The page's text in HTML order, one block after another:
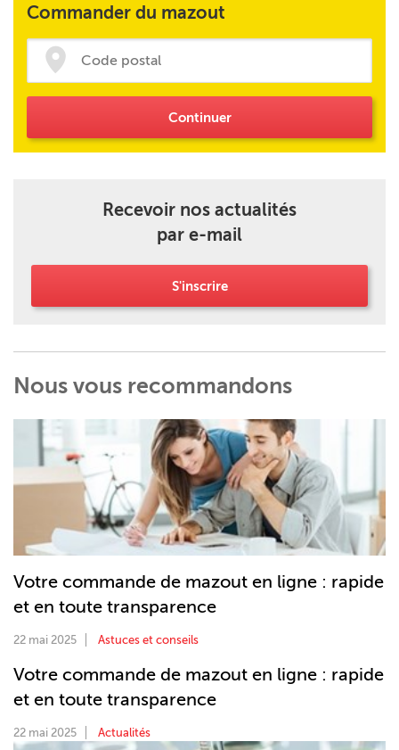
Commander du mazout
Continuer
Recevoir nos actualités
par e-mail
S'inscrire
Nous vous recommandons
Votre commande de mazout en ligne : rapide
et en toute transparence
22 mai 2025 Astuces et conseils
Votre commande de mazout en ligne : rapide
et en toute transparence
22 mai 2025 Actualités